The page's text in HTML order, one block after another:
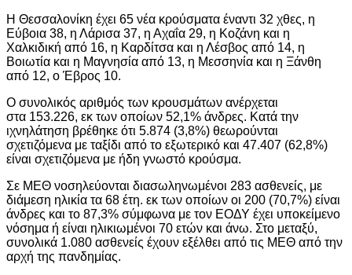
Η Θεσσαλονίκη έχει 65 νέα κρούσματα έναντι 32 χθες, η
Εύβοια 38, η Λάρισα 37, η Αχαΐα 29, η Κοζάνη και η
Χαλκιδική από 16, η Καρδίτσα και η Λέσβος από 14, η
Βοιωτία και η Μαγνησία από 13, η Μεσσηνία και η Ξάνθη
από 12, ο Έβρος 10.
Ο συνολικός αριθμός των κρουσμάτων ανέρχεται
στα 153.226, εκ των οποίων 52,1% άνδρες. Κατά την
ιχνηλάτηση βρέθηκε ότι 5.874 (3,8%) θεωρούνται
σχετιζόμενα με ταξίδι από το εξωτερικό και 47.407 (62,8%)
είναι σχετιζόμενα με ήδη γνωστό κρούσμα.
Σε ΜΕΘ νοσηλεύονται διασωληνωμένοι 283 ασθενείς, με
διάμεση ηλικία τα 68 έτη. εκ των οποίων οι 200 (70,7%) είναι
άνδρες και τo 87,3% σύμφωνα με τον ΕΟΔΥ έχει υποκείμενο
νόσημα ή είναι ηλικιωμένοι 70 ετών και άνω. Στο μεταξύ,
συνολικά 1.080 ασθενείς έχουν εξέλθει από τις ΜΕΘ από την
αρχή της πανδημίας.